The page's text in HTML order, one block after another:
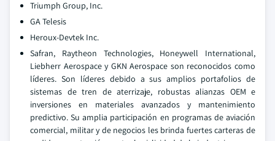
Triumph Group, Inc.
GA Telesis
Heroux-Devtek Inc.
Safran, Raytheon Technologies, Honeywell International,
Liebherr Aerospace y GKN Aerospace son reconocidos como
líderes. Son líderes debido a sus amplios portafolios de
sistemas de tren de aterrizaje, robustas alianzas OEM e
inversiones en materiales avanzados y mantenimiento
predictivo. Su amplia participación en programas de aviación
comercial, militar y de negocios les brinda fuertes carteras de